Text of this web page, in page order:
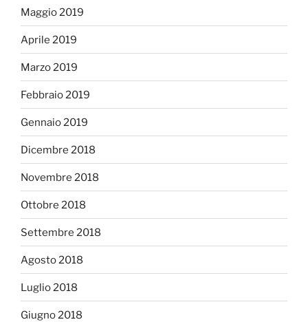
Maggio 2019
Aprile 2019
Marzo 2019
Febbraio 2019
Gennaio 2019
Dicembre 2018
Novembre 2018
Ottobre 2018
Settembre 2018
Agosto 2018
Luglio 2018
Giugno 2018